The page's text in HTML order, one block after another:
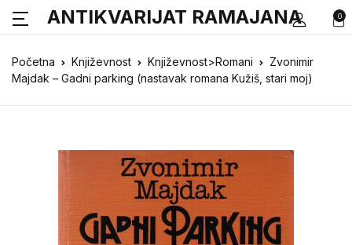
0
ANTIKVARIJAT RAMAJANA
Početna Književnost Književnost>Romani
Zvonimir
Majdak – Gadni parking (nastavak romana Kužiš, stari moj)